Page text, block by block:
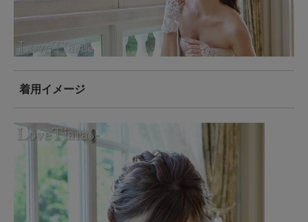
着用イメージ